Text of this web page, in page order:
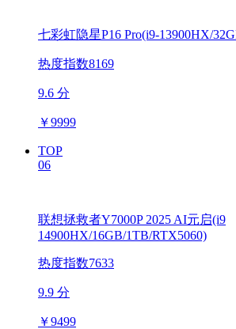
七彩虹隐星P16 Pro(i9-13900HX/
热度指数8169
9.6 分
￥9999
TOP
06
联想拯救者Y7000P 2025 AI元启(i9
14900HX/16GB/1TB/RTX5060)
热度指数7633
9.9 分
￥9499